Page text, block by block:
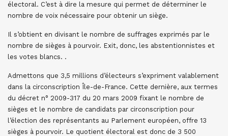
électoral. C’est à dire la mesure qui permet de déterminer le
nombre de voix nécessaire pour obtenir un siège.
Il s’obtient en divisant le nombre de suffrages exprimés par le
nombre de sièges à pourvoir. Exit, donc, les abstentionnistes et
les votes blancs. .
Admettons que 3,5 millions d’électeurs s’expriment valablement
dans la circonscription Île-de-France. Cette dernière, aux termes
du décret n° 2009-317 du 20 mars 2009 fixant le nombre de
sièges et le nombre de candidats par circonscription pour
l’élection des représentants au Parlement européen, offre 13
sièges à pourvoir. Le quotient électoral est donc de 3 500